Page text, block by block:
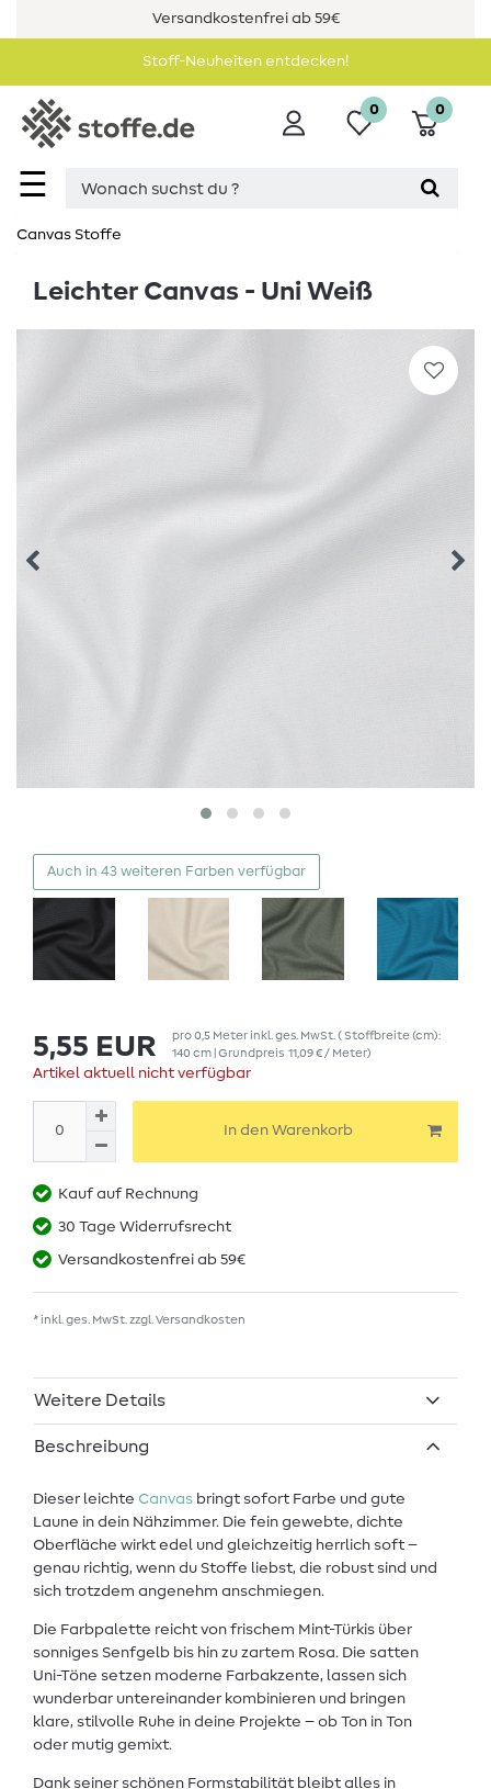
Versandkostenfrei ab 59€
Stoff-Neuheiten entdecken!
☰
0 0
Canvas Stoffe
Leichter Canvas - Uni Weiß
Auch in 43 weiteren Farben verfügbar
5,55 EUR pro0,5 Meterinkl. ges. MwSt. ( Stoffbreite (cm):
140 cm | Grundpreis 11,09 € / Meter)
Artikel aktuell nicht verfügbar
In den Warenkorb
Kauf auf Rechnung
30 Tage Widerrufsrecht
Versandkostenfrei ab 59€
* inkl. ges. MwSt. zzgl. Versandkosten
Weitere Details
Beschreibung
Dieser leichte Canvas bringt sofort Farbe und gute
Laune in dein Nähzimmer. Die fein gewebte, dichte
Oberfläche wirkt edel und gleichzeitig herrlich soft –
genau richtig, wenn du Stoffe liebst, die robust sind und
sich trotzdem angenehm anschmiegen.
Die Farbpalette reicht von frischem Mint-Türkis über
sonniges Senfgelb bis hin zu zartem Rosa. Die satten
Uni-Töne setzen moderne Farbakzente, lassen sich
wunderbar untereinander kombinieren und bringen
klare, stilvolle Ruhe in deine Projekte – ob Ton in Ton
oder mutig gemixt.
Dank seiner schönen Formstabilität bleibt alles in